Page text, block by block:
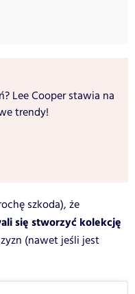
Lee Cooper stawia na
trendy!
szkoda), że
się stworzyć kolekcję
(nawet jeśli jest